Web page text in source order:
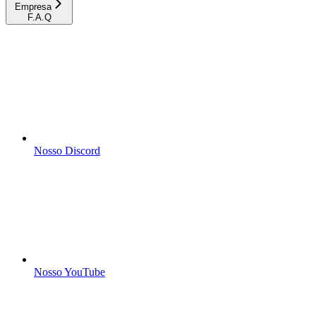
Empresa
F.A.Q
Nosso Discord
Nosso YouTube